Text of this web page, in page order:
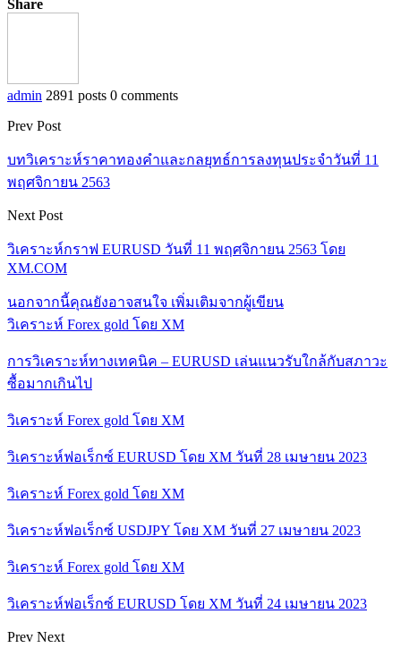
Share
admin 2891 posts 0 comments
Prev Post
บทวิเคราะห์ราคาทองคำและกลยุทธ์การลงทุนประจำวันที่ 11
พฤศจิกายน 2563
Next Post
วิเคราะห์กราฟ EURUSD วันที่ 11 พฤศจิกายน 2563 โดย
XM.COM
นอกจากนี้คุณยังอาจสนใจ เพิ่มเติมจากผู้เขียน
วิเคราะห์ Forex gold โดย XM
การวิเคราะห์ทางเทคนิค – EURUSD เล่นแนวรับใกล้กับสภาวะ
ซื้อมากเกินไป
วิเคราะห์ Forex gold โดย XM
วิเคราะห์ฟอเร็กซ์ EURUSD โดย XM วันที่ 28 เมษายน 2023
วิเคราะห์ Forex gold โดย XM
วิเคราะห์ฟอเร็กซ์ USDJPY โดย XM วันที่ 27 เมษายน 2023
วิเคราะห์ Forex gold โดย XM
วิเคราะห์ฟอเร็กซ์ EURUSD โดย XM วันที่ 24 เมษายน 2023
Prev Next